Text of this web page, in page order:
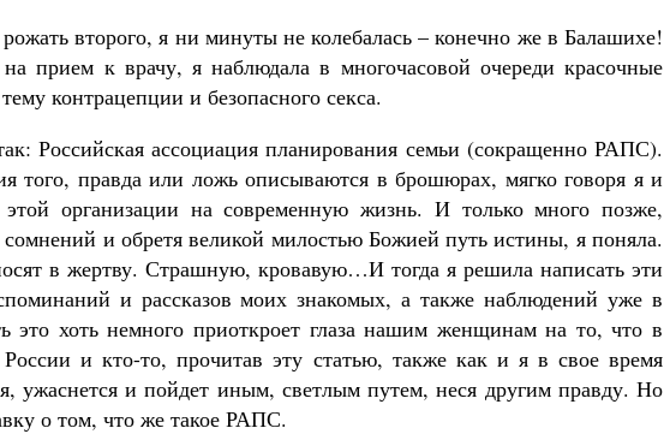
второго, я ни минуты не колебалась – конечно же в Балашихе!
прием к врачу, я наблюдала в многочасовой очереди красочные
контрацепции и безопасного секса.
Российская ассоциация планирования семьи (сокращенно РАПС).
того, правда или ложь описываются в брошюрах, мягко говоря я и
этой организации на современную жизнь. И только много позже,
и обретя великой милостью Божией путь истины, я поняла.
в жертву. Страшную, кровавую…И тогда я решила написать эти
и рассказов моих знакомых, а также наблюдений уже в
хоть немного приоткроет глаза нашим женщинам на то, что в
России и кто-то, прочитав эту статью, также как и я в свое время
ужаснется и пойдет иным, светлым путем, неся другим правду. Но
о том, что же такое РАПС.